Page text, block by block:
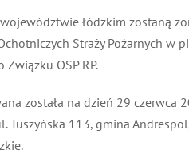
łódzkim zostaną
Straży Pożarnych w
Związku OSP RP.
została na dzień 29 czerwca
Tuszyńska 113, gmina